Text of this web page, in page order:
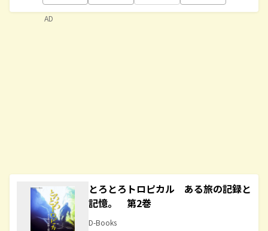
とろとろトロピカル ある旅の記録と
記憶。 第2巻
D-Books
AD